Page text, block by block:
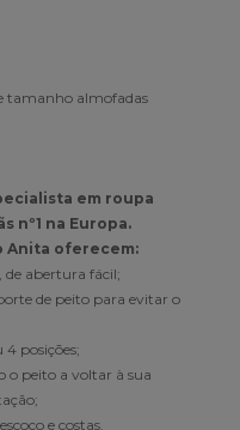
tamanho almofadas
em roupa
nº1 na Europa.
Anita oferecem:
de abertura fácil;
de peito para evitar o
4 posições;
o peito a voltar à sua
e costas.